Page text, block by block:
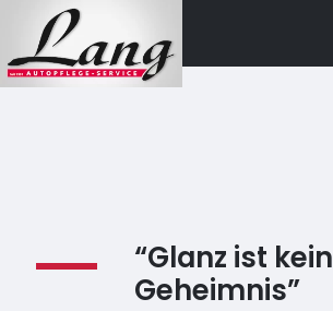
“Glanz ist kein
Geheimnis”